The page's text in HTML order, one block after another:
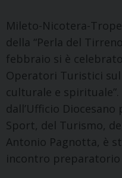
Mileto-Nicotera-
della “Perla del
febbraio si è
Operatori Turistici
culturale e spirituale”.
dall’Ufficio
Sport, del Turismo,
Antonio Pagnotta, è
incontro